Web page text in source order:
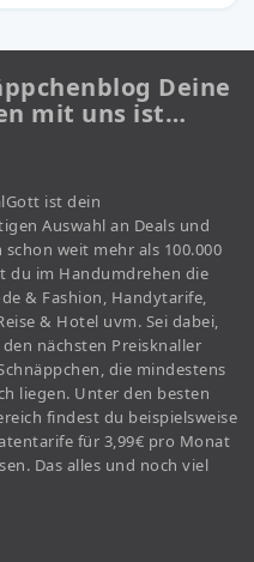
Deine
mit uns ist…
ist dein
Auswahl an Deals und
weit mehr als 100.000
du im Handumdrehen die
& Fashion, Handytarife,
& Hotel uvm. Sei dabei,
nächsten Preisknaller
die mindestens
liegen. Unter den besten
findest du beispielsweise
für 3,99€ pro Monat
Das alles und noch viel